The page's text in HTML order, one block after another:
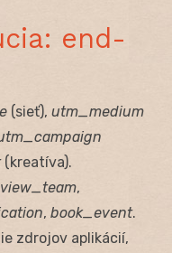
end-
(sieť), utm_medium
(kreatíva).
view_team,
, book_event.
zdrojov aplikácií,